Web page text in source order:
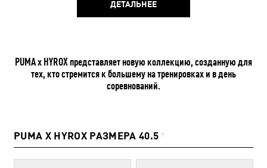
ДЕТАЛЬНЕЕ
PUMA x HYROX представляет новую коллекцию, созданную для
тех, кто стремится к большему на тренировках и в день
соревнований.
PUMA X HYROX РАЗМЕРА 40.5 7